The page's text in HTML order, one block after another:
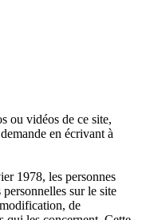
ou vidéos de ce site,
en écrivant à
1978, les personnes
sur le site
de